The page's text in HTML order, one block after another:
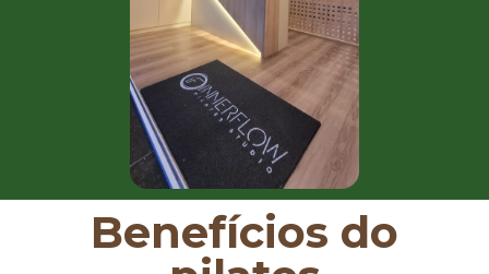
Benefícios do